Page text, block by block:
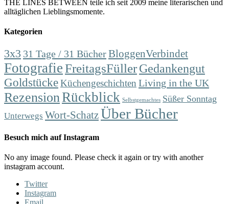
THE LINES BETWEEN teile ich seit 2009 meine literarischen und
alltäglichen Lieblingsmomente.
Kategorien
3x3 31 Tage / 31 BücherBloggenVerbindet
FotografieFreitagsFüllerGedankengut
GoldstückeKüchengeschichten Living in the UK
RezensionRückblick Selbstgemachtes Süßer Sonntag
Unterwegs Wort-SchatzÜber Bücher
Besuch mich auf Instagram
No any image found. Please check it again or try with another
instagram account.
Twitter
Instagram